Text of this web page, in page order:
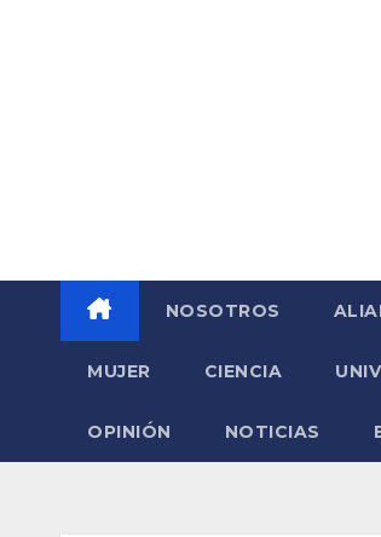
NOSOTROS
MUJER CIENCIA
OPINIÓN NOTICIAS